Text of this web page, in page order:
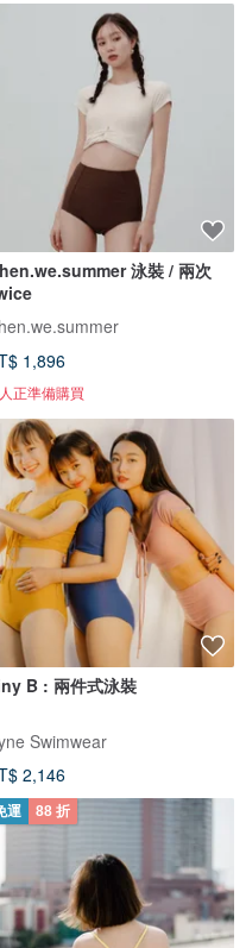
泳裝 / 兩次
1,896
正準備購買
B : 兩件式泳裝
Swimwear
2,146
運 88 折